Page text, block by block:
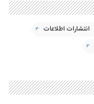
انتشارات اطلاعات